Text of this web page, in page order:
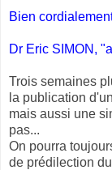
Bien
Dr Eric SIMON,
Trois semaines
la publication
mais aussi une
pas...
On pourra
de prédilection